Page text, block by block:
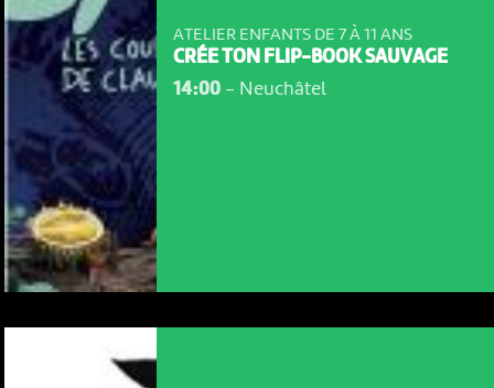
NOUS UTILISONS DES COOKIES
En poursuivant votre navigation sur le culturoscoPe site vous
consentez à l’utilisation de cookies. Les cookies nous
permettent d'analyser le trafic, d’affiner les contenus mis à
ATELIER ENFANTS DE 7 À 11 ANS
CRÉE TON FLIP-BOOK SAUVAGE
14:00- Neuchâtel